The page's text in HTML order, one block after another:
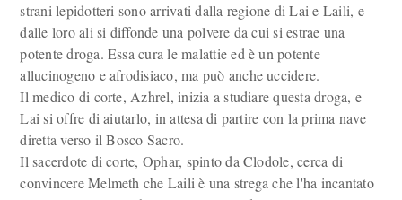
strani lepidotteri sono arrivati dalla regione di Lai e Laili, e
dalle loro ali si diffonde una polvere da cui si estrae una
potente droga. Essa cura le malattie ed è un potente
allucinogeno e afrodisiaco, ma può anche uccidere.
Il medico di corte, Azhrel, inizia a studiare questa droga, e
Lai si offre di aiutarlo, in attesa di partire con la prima nave
diretta verso il Bosco Sacro.
Il sacerdote di corte, Ophar, spinto da Clodole, cerca di
convincere Melmeth che Laili è una strega che l'ha incantato